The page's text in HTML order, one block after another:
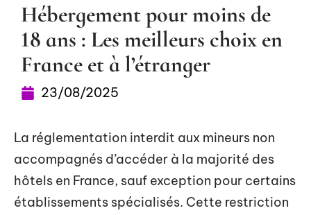
Hébergement pour moins de
18 ans : Les meilleurs choix en
France et à l’étranger
23/08/2025
La réglementation interdit aux mineurs non
accompagnés d’accéder à la majorité des
hôtels en France, sauf exception pour certains
établissements spécialisés. Cette restriction